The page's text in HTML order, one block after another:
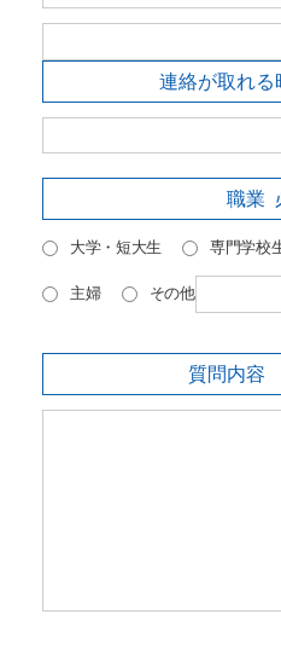
連絡が取れる
職業
大学・短大生 専門学校
主婦 その他
質問内容